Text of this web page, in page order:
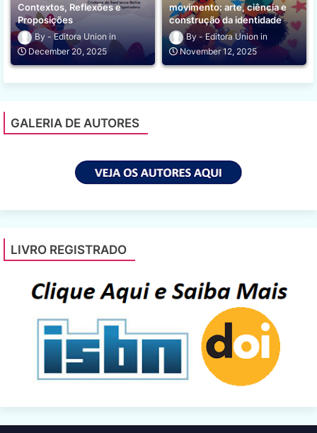
Contextos, Reflexões e
Proposições
Editora Union
December 20, 2025
movimento: arte, ciência e
construção da identidade
Editora Union
November 12, 2025
GALERIA DE AUTORES
LIVRO REGISTRADO